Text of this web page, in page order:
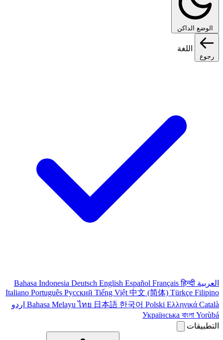
الوضع الداكن
رجوع
اللغة
العربية Bahasa Indonesia Deutsch English Español Françaisहिन्दी
Italiano Português Pусский Tiếng Việt 中文 (简体) Türkçe Filipino
Bahasa Melayuไทย 日本語 한국어 Polski Ελληνικά Català
اردو
Українська বাংলা Yorùbá
التطبيقات